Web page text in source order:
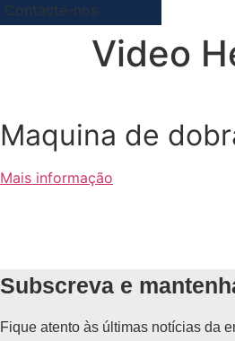
Contacte-nos
Video
Maquina de
Mais informação
Subscreva e
Fique atento às últimas notícias da